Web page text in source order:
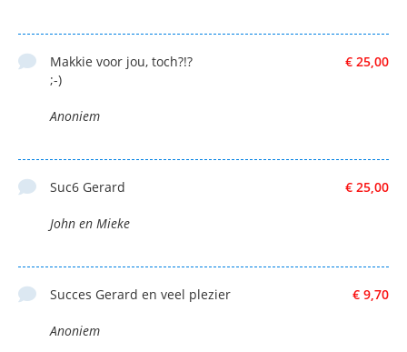
€ 25,00
Makkie voor jou, toch?!?
;-)
Anoniem
€ 25,00
Suc6 Gerard
John en Mieke
€ 9,70
Succes Gerard en veel plezier
Anoniem